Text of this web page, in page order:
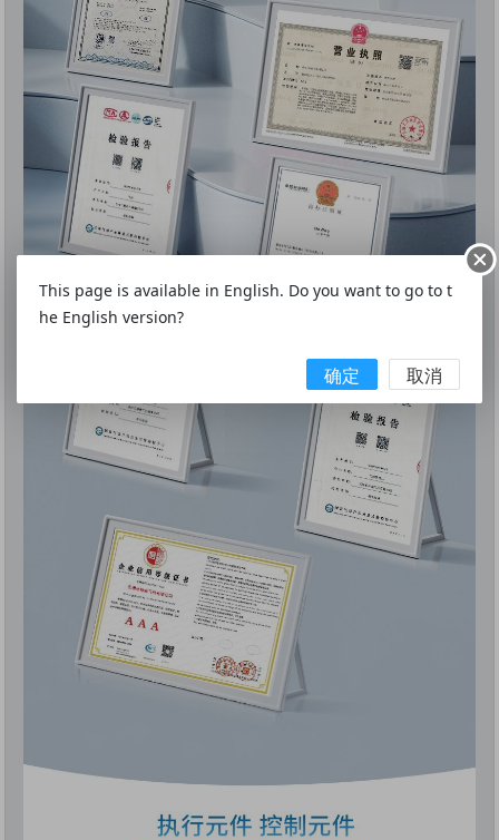
This page is available in English. Do you want to go to t
he English version?
确定 取消